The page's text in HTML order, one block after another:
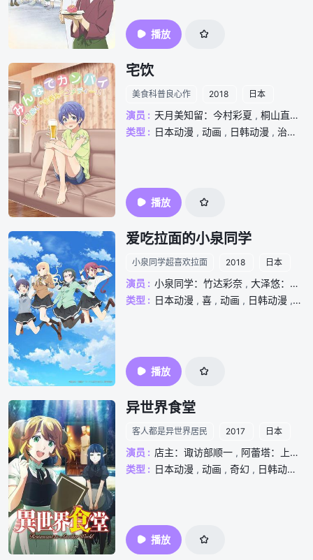
播放
宅饮
美食科普良心作 2018 日本
演员 : 天月美知留：今村彩夏 , 桐山直：安济知佳
类型 : 日本动漫 , 动画 , 日韩动漫 , 治愈
播放
爱吃拉面的小泉同学
小泉同学超喜欢拉面 2018 日本
演员 : 小泉同学：竹达彩奈 , 大泽悠：佐仓绫音
类型 : 日本动漫 , 喜 , 动画 , 日韩动漫 , 校
播放
异世界食堂
客人都是异世界居民 2017 日本
演员 : 店主：诹访部顺一 , 阿蕾塔：上坂堇
类型 : 日本动漫 , 动画 , 奇幻 , 日韩动漫
播放